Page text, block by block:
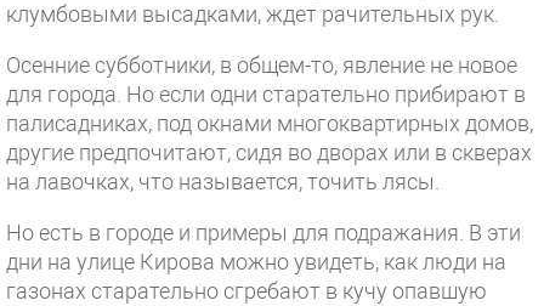
клумбовыми высадками, ждет рачительных рук.
Осенние субботники, в общем-то, явление не новое
для города. Но если одни старательно прибирают в
палисадниках, под окнами многоквартирных домов,
другие предпочитают, сидя во дворах или в скверах
на лавочках, что называется, точить лясы.
Но есть в городе и примеры для подражания. В эти
дни на улице Кирова можно увидеть, как люди на
газонах старательно сгребают в кучу опавшую